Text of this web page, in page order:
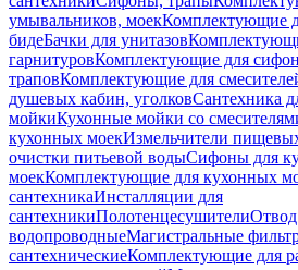
умывальников, моекКомплектующие
бидеБачки для унитазов
гарнитуровКомплектующие для
траповКомплектующие для
душевых кабин, уголковСантехника
мойкиКухонные мойки со
кухонных моекИзмельчители
очистки питьевой водыСифоны для
моекКомплектующие для кухонных
сантехникаИнсталляции для
сантехникиПолотенцесушители
водопроводныеМагистральные
сантехническиеКомплектующие для